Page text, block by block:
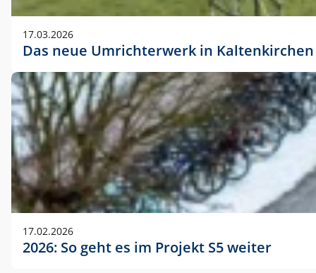
17.03.2026
Das neue Umrichterwerk in Kaltenkirchen
17.02.2026
2026: So geht es im Projekt S5 weiter